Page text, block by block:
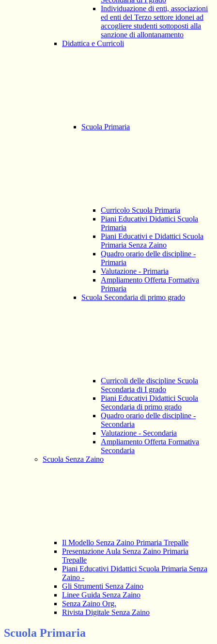
Individuazione di enti, associazioni
ed enti del Terzo settore idonei ad
accogliere studenti sottoposti alla
sanzione di allontanamento
Didattica e Curricoli
Scuola Primaria
Curricolo Scuola Primaria
Piani Educativi Didattici Scuola
Primaria
Piani Educativi e Didattici Scuola
Primaria Senza Zaino
Quadro orario delle discipline -
Primaria
Valutazione - Primaria
Ampliamento Offerta Formativa
Primaria
Scuola Secondaria di primo grado
Curricoli delle discipline Scuola
Secondaria di I grado
Piani Educativi Didattici Scuola
Secondaria di primo grado
Quadro orario delle discipline -
Secondaria
Valutazione - Secondaria
Ampliamento Offerta Formativa
Secondaria
Scuola Senza Zaino
Il Modello Senza Zaino Primaria Trepalle
Presentazione Aula Senza Zaino Primaria
Trepalle
Piani Educativi Didattici Scuola Primaria Senza
Zaino -
Gli Strumenti Senza Zaino
Linee Guida Senza Zaino
Senza Zaino Org.
Rivista Digitale Senza Zaino
Scuola Primaria